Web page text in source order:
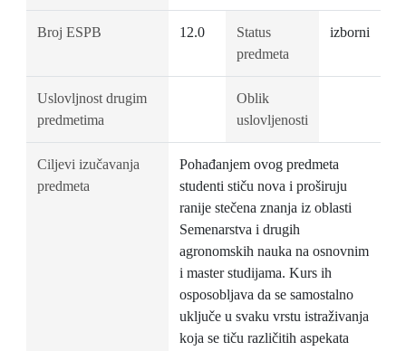
Broj ESPB 12.0
Status
predmeta
izborni
Uslovljnost drugim
predmetima
Oblik
uslovljenosti
Ciljevi izučavanja
predmeta
Pohađanjem ovog predmeta
studenti stiču nova i proširuju
ranije stečena znanja iz oblasti
Semenarstva i drugih
agronomskih nauka na osnovnim
i master studijama. Kurs ih
osposobljava da se samostalno
uključe u svaku vrstu istraživanja
koja se tiču različitih aspekata